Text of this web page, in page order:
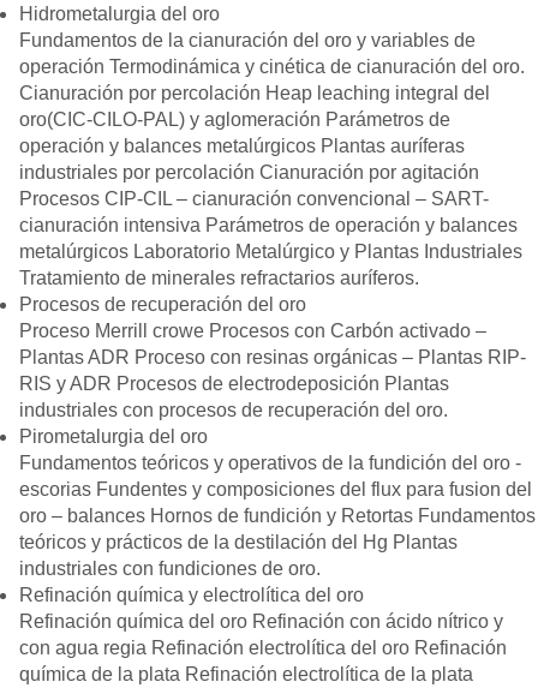
Hidrometalurgia del oro
Fundamentos de la cianuración del oro y variables de
operación Termodinámica y cinética de cianuración del oro.
Cianuración por percolación Heap leaching integral del
oro(CIC-CILO-PAL) y aglomeración Parámetros de
operación y balances metalúrgicos Plantas auríferas
industriales por percolación Cianuración por agitación
Procesos CIP-CIL – cianuración convencional – SART-
cianuración intensiva Parámetros de operación y balances
metalúrgicos Laboratorio Metalúrgico y Plantas Industriales
Tratamiento de minerales refractarios auríferos.
Procesos de recuperación del oro
Proceso Merrill crowe Procesos con Carbón activado –
Plantas ADR Proceso con resinas orgánicas – Plantas RIP-
RIS y ADR Procesos de electrodeposición Plantas
industriales con procesos de recuperación del oro.
Pirometalurgia del oro
Fundamentos teóricos y operativos de la fundición del oro -
escorias Fundentes y composiciones del flux para fusion del
oro – balances Hornos de fundición y Retortas Fundamentos
teóricos y prácticos de la destilación del Hg Plantas
industriales con fundiciones de oro.
Refinación química y electrolítica del oro
Refinación química del oro Refinación con ácido nítrico y
con agua regia Refinación electrolítica del oro Refinación
química de la plata Refinación electrolítica de la plata